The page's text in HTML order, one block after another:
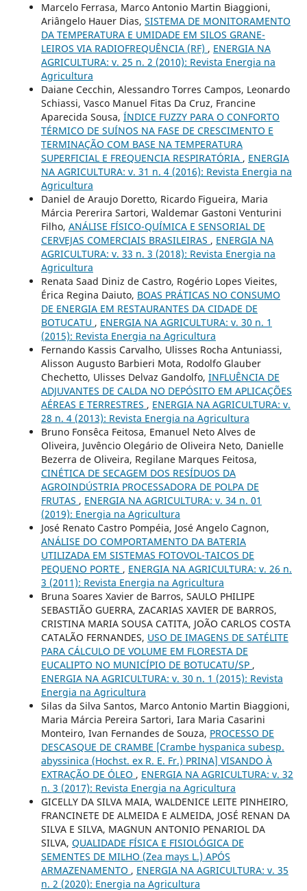
Marcelo Ferrasa, Marco Antonio Martin Biaggioni,
Ariângelo Hauer Dias, SISTEMA DE MONITORAMENTO
DA TEMPERATURA E UMIDADE EM SILOS GRANE-
LEIROS VIA RADIOFREQUÊNCIA (RF) , ENERGIA NA
AGRICULTURA: v. 25 n. 2 (2010): Revista Energia na
Agricultura
Daiane Cecchin, Alessandro Torres Campos, Leonardo
Schiassi, Vasco Manuel Fitas Da Cruz, Francine
Aparecida Sousa, ÍNDICE FUZZY PARA O CONFORTO
TÉRMICO DE SUÍNOS NA FASE DE CRESCIMENTO E
TERMINAÇÃO COM BASE NA TEMPERATURA
SUPERFICIAL E FREQUENCIA RESPIRATÓRIA , ENERGIA
NA AGRICULTURA: v. 31 n. 4 (2016): Revista Energia na
Agricultura
Daniel de Araujo Doretto, Ricardo Figueira, Maria
Márcia Pererira Sartori, Waldemar Gastoni Venturini
Filho, ANÁLISE FÍSICO-QUÍMICA E SENSORIAL DE
CERVEJAS COMERCIAIS BRASILEIRAS , ENERGIA NA
AGRICULTURA: v. 33 n. 3 (2018): Revista Energia na
Agricultura
Renata Saad Diniz de Castro, Rogério Lopes Vieites,
Érica Regina Daiuto, BOAS PRÁTICAS NO CONSUMO
DE ENERGIA EM RESTAURANTES DA CIDADE DE
BOTUCATU , ENERGIA NA AGRICULTURA: v. 30 n. 1
(2015): Revista Energia na Agricultura
Fernando Kassis Carvalho, Ulisses Rocha Antuniassi,
Alisson Augusto Barbieri Mota, Rodolfo Glauber
Chechetto, Ulisses Delvaz Gandolfo, INFLUÊNCIA DE
ADJUVANTES DE CALDA NO DEPÓSITO EM APLICAÇÕES
AÉREAS E TERRESTRES , ENERGIA NA AGRICULTURA: v.
28 n. 4 (2013): Revista Energia na Agricultura
Bruno Fonsêca Feitosa, Emanuel Neto Alves de
Oliveira, Juvêncio Olegário de Oliveira Neto, Danielle
Bezerra de Oliveira, Regilane Marques Feitosa,
CINÉTICA DE SECAGEM DOS RESÍDUOS DA
AGROINDÚSTRIA PROCESSADORA DE POLPA DE
FRUTAS , ENERGIA NA AGRICULTURA: v. 34 n. 01
(2019): Energia na Agricultura
José Renato Castro Pompéia, José Angelo Cagnon,
ANÁLISE DO COMPORTAMENTO DA BATERIA
UTILIZADA EM SISTEMAS FOTOVOL-TAICOS DE
PEQUENO PORTE , ENERGIA NA AGRICULTURA: v. 26 n.
3 (2011): Revista Energia na Agricultura
Bruna Soares Xavier de Barros, SAULO PHILIPE
SEBASTIÃO GUERRA, ZACARIAS XAVIER DE BARROS,
CRISTINA MARIA SOUSA CATITA, JOÃO CARLOS COSTA
CATALÃO FERNANDES, USO DE IMAGENS DE SATÉLITE
PARA CÁLCULO DE VOLUME EM FLORESTA DE
EUCALIPTO NO MUNICÍPIO DE BOTUCATU/SP ,
ENERGIA NA AGRICULTURA: v. 30 n. 1 (2015): Revista
Energia na Agricultura
Silas da Silva Santos, Marco Antonio Martin Biaggioni,
Maria Márcia Pereira Sartori, Iara Maria Casarini
Monteiro, Ivan Fernandes de Souza, PROCESSO DE
DESCASQUE DE CRAMBE [Crambe hyspanica subesp.
abyssinica (Hochst. ex R. E. Fr.) PRINA] VISANDO À
EXTRAÇÃO DE ÓLEO , ENERGIA NA AGRICULTURA: v. 32
n. 3 (2017): Revista Energia na Agricultura
GICELLY DA SILVA MAIA, WALDENICE LEITE PINHEIRO,
FRANCINETE DE ALMEIDA E ALMEIDA, JOSÉ RENAN DA
SILVA E SILVA, MAGNUN ANTONIO PENARIOL DA
SILVA, QUALIDADE FÍSICA E FISIOLÓGICA DE
SEMENTES DE MILHO (Zea mays L.) APÓS
ARMAZENAMENTO , ENERGIA NA AGRICULTURA: v. 35
n. 2 (2020): Energia na Agricultura